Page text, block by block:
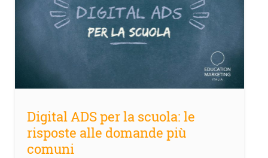
Digital ADS per la scuola: le
risposte alle domande più
comuni